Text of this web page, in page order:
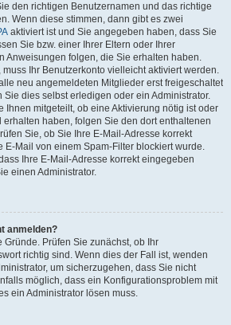
den richtigen Benutzernamen und das richtige
Wenn diese stimmen, dann gibt es zwei
aktiviert ist und Sie angegeben haben, dass Sie
Sie bzw. einer Ihrer Eltern oder Ihrer
Anweisungen folgen, die Sie erhalten haben.
Ihr Benutzerkonto vielleicht aktiviert werden.
neu angemeldeten Mitglieder erst freigeschaltet
dies selbst erledigen oder ein Administrator.
Ihnen mitgeteilt, ob eine Aktivierung nötig ist oder
haben, folgen Sie den dort enthaltenen
Sie, ob Sie Ihre E-Mail-Adresse korrekt
Mail von einem Spam-Filter blockiert wurde.
Ihre E-Mail-Adresse korrekt eingegeben
einen Administrator.
anmelden?
Gründe. Prüfen Sie zunächst, ob Ihr
richtig sind. Wenn dies der Fall ist, wenden
um sicherzugehen, dass Sie nicht
möglich, dass ein Konfigurationsproblem mit
ein Administrator lösen muss.